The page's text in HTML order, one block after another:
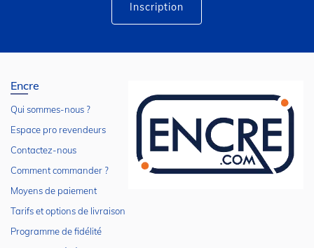
Inscription
Encre
Qui sommes-nous ?
Espace pro revendeurs
Contactez-nous
Comment commander ?
Moyens de paiement
Tarifs et options de livraison
Programme de fidélité